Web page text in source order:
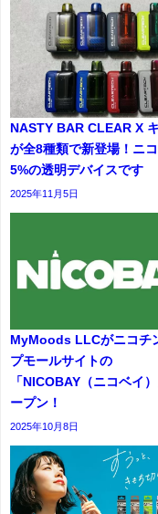
NASTY BAR CLEAR X
が全8種類で新登場！ニ
5%の透明デバイスです
2025年11月5日
MyMoods LLCがニコチ
プモールサイトの
「NICOBAY（ニコベイ
ープン！
2025年10月8日